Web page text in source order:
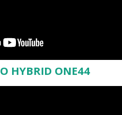
HYBRID ONE44